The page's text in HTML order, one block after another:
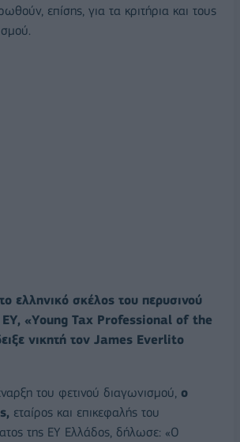
επίσης, για τα κριτήρια και τους
ελληνικό σκέλος του περυσινού
EY, «Young Tax Professional of the
νικητή τον James Everlito
του φετινού διαγωνισμού, ο
εταίρος και επικεφαλής του
της EY Ελλάδος, δήλωσε: «Ο